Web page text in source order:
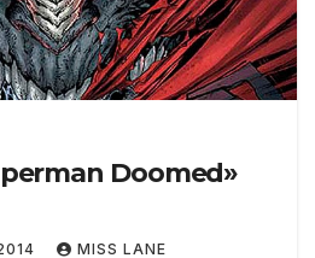
Doomed»
MISS LANE